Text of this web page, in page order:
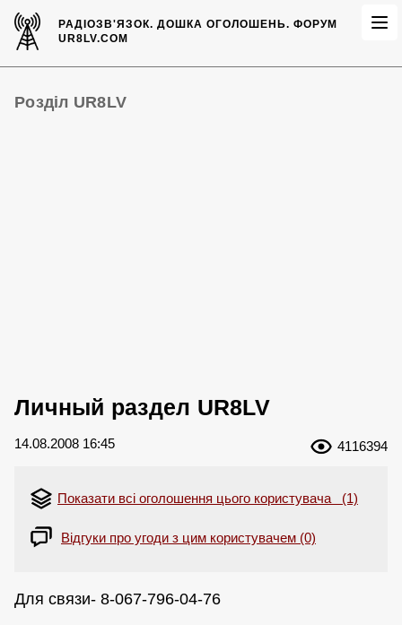
РАДІОЗВ'ЯЗОК.ДОШКА ОГОЛОШЕНЬ. ФОРУМ
UR8LV.COM
Розділ UR8LV
Личный раздел UR8LV
14.08.2008 16:45 4116394
Показати всі оголошення цього користувача (1)
Відгуки про угоди з цим користувачем (0)
Для связи- 8-067-796-04-76